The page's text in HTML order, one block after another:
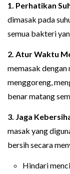
1. Perhatikan
dimasak pada
semua bakteri
2. Atur Waktu
memasak
menggoreng,
benar matang
3. Jaga
masak yang
bersih secara
Hindari